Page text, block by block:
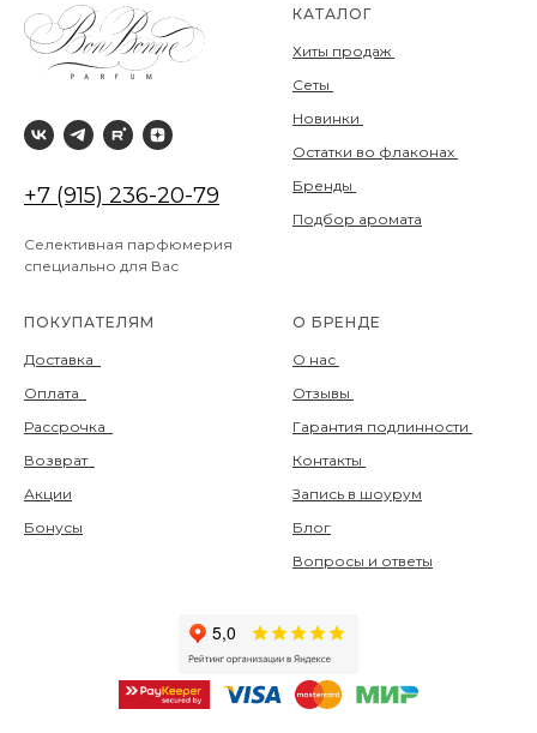
+7 (915) 236-20-79
Селективная парфюмерия
специально для Вас
КАТАЛОГ
Хиты продаж
Сеты
Новинки
Остатки во флаконах
Бренды
Подбор аромата
ПОКУПАТЕЛЯМ
Доставка
Оплата
Рассрочка
Возврат
Акции
Бонусы
О БРЕНДЕ
О нас
Отзывы
Гарантия подлинности
Контакты
Запись в шоурум
Блог
Вопросы и ответы